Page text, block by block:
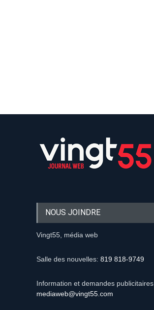
NOUS JOINDRE
Vingt55, média web
Salle des nouvelles: 819 818-9749
Information et demandes publicitaires
mediaweb@vingt55.com